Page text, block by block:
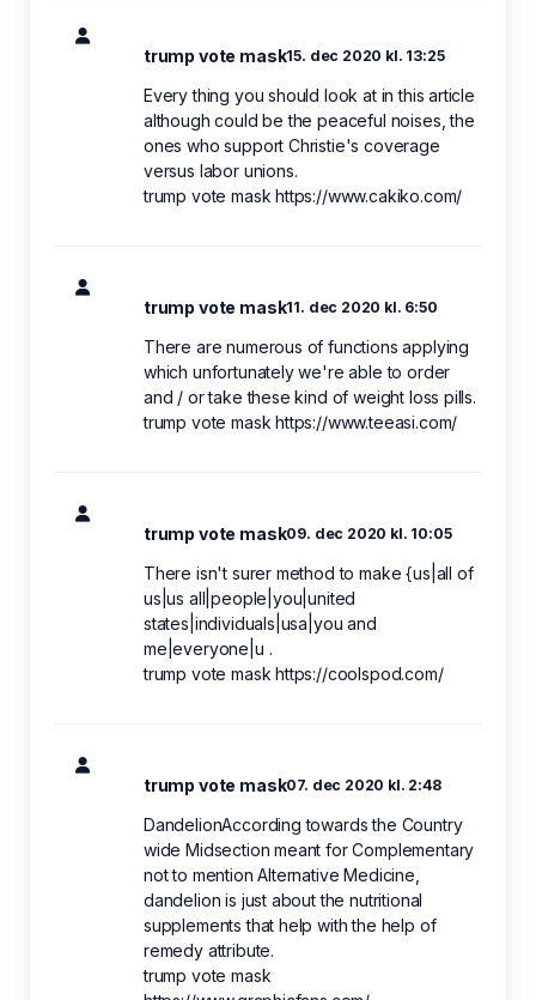
trump vote mask15. dec 2020 kl. 13:25
Every thing you should look at in this article
although could be the peaceful noises, the
ones who support Christie's coverage
versus labor unions.
trump vote mask https://www.cakiko.com/
trump vote mask11. dec 2020 kl. 6:50
There are numerous of functions applying
which unfortunately we're able to order
and / or take these kind of weight loss pills.
trump vote mask https://www.teeasi.com/
trump vote mask09. dec 2020 kl. 10:05
There isn't surer method to make {us|all of
us|us all|people|you|united
states|individuals|usa|you and
me|everyone|u .
trump vote mask https://coolspod.com/
trump vote mask07. dec 2020 kl. 2:48
DandelionAccording towards the Country
wide Midsection meant for Complementary
not to mention Alternative Medicine,
dandelion is just about the nutritional
supplements that help with the help of
remedy attribute.
trump vote mask